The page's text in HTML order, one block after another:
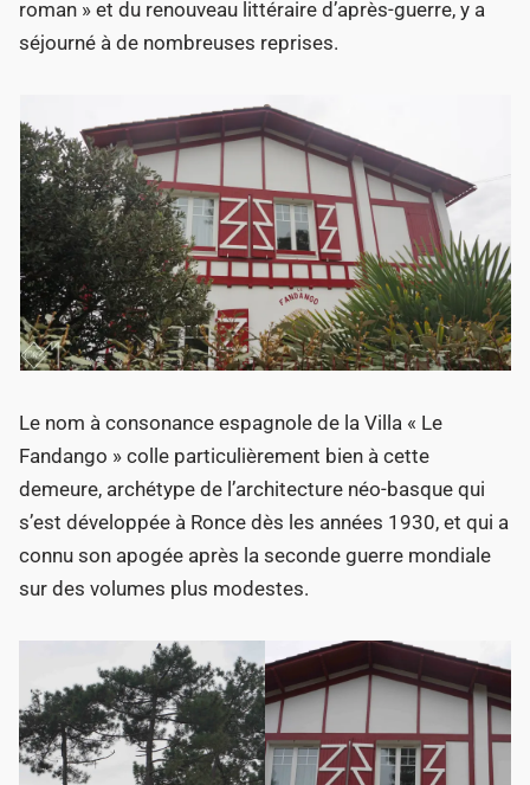
roman » et du renouveau littéraire d’après-guerre, y a
séjourné à de nombreuses reprises.
Le nom à consonance espagnole de la Villa « Le
Fandango » colle particulièrement bien à cette
demeure, archétype de l’architecture néo-basque qui
s’est développée à Ronce dès les années 1930, et qui a
connu son apogée après la seconde guerre mondiale
sur des volumes plus modestes.